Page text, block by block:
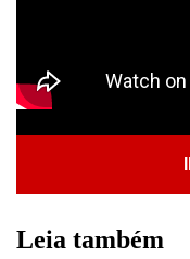
Leia também